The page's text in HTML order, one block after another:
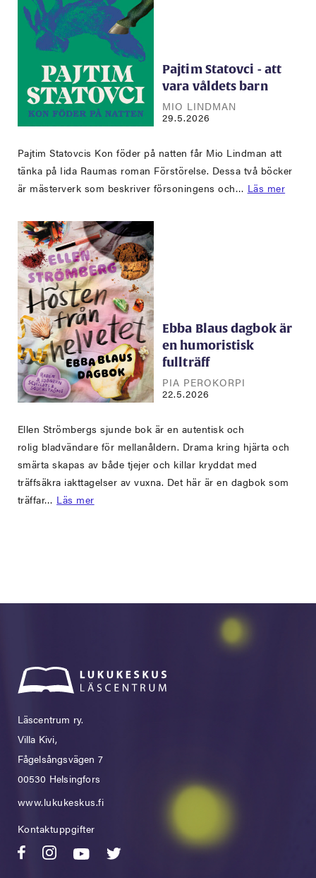
Pajtim Statovci - att
vara våldets barn
MIO LINDMAN
29.5.2026
Pajtim Statovcis Kon föder på natten får Mio Lindman att
tänka på Iida Raumas roman Förstörelse. Dessa två böcker
är mästerverk som beskriver försoningens och… Läs mer
Ebba Blaus dagbok är
en humoristisk
fullträff
PIA PEROKORPI
22.5.2026
Ellen Strömbergs sjunde bok är en autentisk och
rolig bladvändare för mellanåldern. Drama kring hjärta och
smärta skapas av både tjejer och killar kryddat med
träffsäkra iakttagelser av vuxna. Det här är en dagbok som
träffar… Läs mer
Läscentrum ry.
Villa Kivi,
Fågelsångsvägen 7
00530 Helsingfors
www.lukukeskus.fi
Kontaktuppgifter